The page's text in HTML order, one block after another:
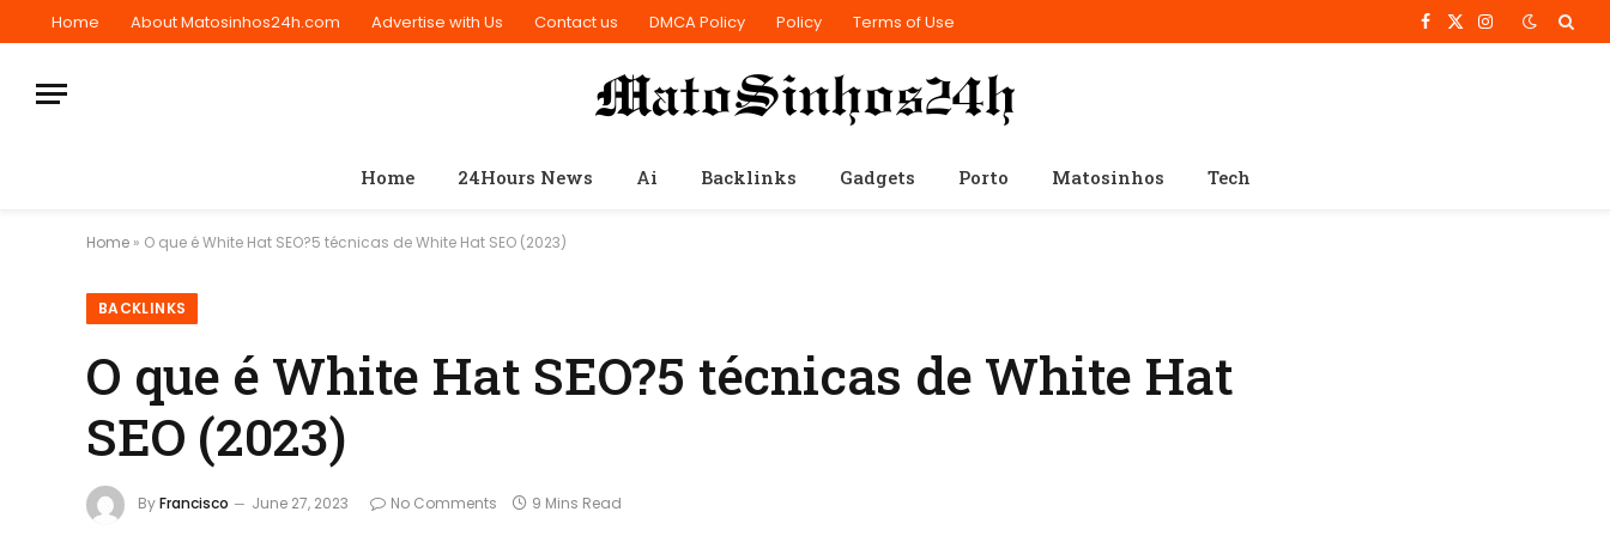
Home About Matosinhos24h.com Advertise with Us Contact us DMCA Policy Policy Terms of Use Facebook
X
Instagram
Home 24Hours News Ai Backlinks Gadgets Porto Matosinhos Tech
Home » O que é White Hat SEO?5 técnicas de White Hat SEO (2023)
BACKLINKS
O que é White Hat SEO?5 técnicas de White Hat
SEO (2023)
ByFrancisco June 27, 2023 No Comments 9 Mins Read